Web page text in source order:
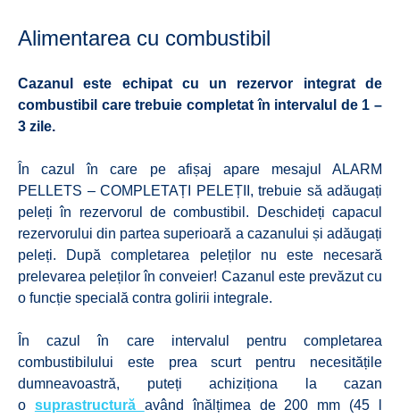
Alimentarea cu combustibil
Cazanul este echipat cu un rezervor integrat de
combustibil care trebuie completat în intervalul de 1 –
3 zile.
În cazul în care pe afișaj apare mesajul ALARM
PELLETS – COMPLETAȚI PELEȚII, trebuie să adăugați
peleți în rezervorul de combustibil. Deschideți capacul
rezervorului din partea superioară a cazanului și adăugați
peleți. După completarea peleților nu este necesară
prelevarea peleților în conveier! Cazanul este prevăzut cu
o funcție specială contra golirii integrale.
În cazul în care intervalul pentru completarea
combustibilului este prea scurt pentru necesitățile
dumneavoastră, puteți achiziționa la cazan
o suprastructură având înălțimea de 200 mm (45 l